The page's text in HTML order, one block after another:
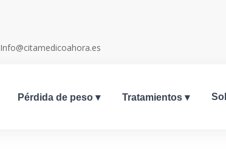
Info@citamedicoahora.es
Pérdida de peso ▾ Tratamientos ▾